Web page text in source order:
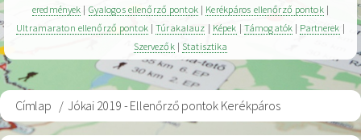
eredmények | Gyalogos ellenőrző pontok| Kerékpáros ellenőrző pontok|
Ultramaraton ellenőrző pontok|Túrakalauz | Képek | Támogatók | Partnerek |
Szervezők| Statisztika
Morzsa
Címlap Jókai 2019 - Ellenőrző pontok Kerékpáros